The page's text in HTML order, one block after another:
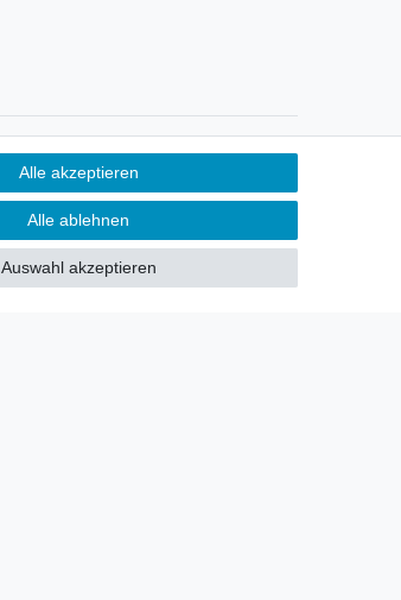
Sie möchten über neu eingetroffene
Lagerware oder Neuheiten
allgemein informiert werden?
Alle akzeptieren
Alle ablehnen
Auswahl akzeptieren